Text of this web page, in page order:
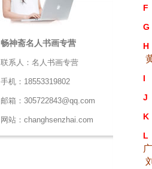
畅神斋名人书画专营
联系人：名人书画专营
手机：18553319802
邮箱：305722843@qq.com
网站：changhsenzhai.com
F
G
H
I
J
K
L